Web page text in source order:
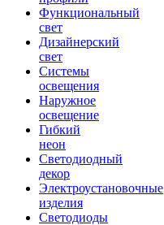
Функциональный
свет
Дизайнерский
свет
Системы
освещения
Наружное
освещение
Гибкий
неон
Светодиодный
декор
Электроустановочные
изделия
Светодиоды